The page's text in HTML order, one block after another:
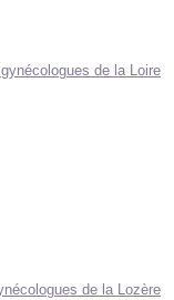
de la Loire
de la Lozère